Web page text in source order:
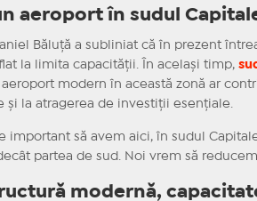
aeroport în sudul
Băluță a subliniat că în prezent
la limita capacității. În același timp,
aeroport modern în această zonă ar
și la atragerea de investiții esențiale.
important să avem aici, în sudul
partea de sud. Noi vrem să reducem
modernă,